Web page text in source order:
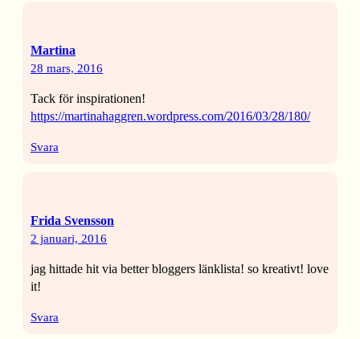
Martina
28 mars, 2016
Tack för inspirationen!
https://martinahaggren.wordpress.com/2016/03/28/180/
Svara
Frida Svensson
2 januari, 2016
jag hittade hit via better bloggers länklista! so kreativt! love
it!
Svara